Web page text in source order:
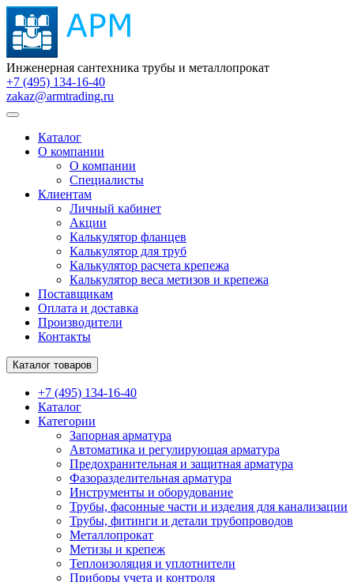
Инженерная сантехника трубы и металлопрокат
+7 (495) 134-16-40
zakaz@armtrading.ru
Каталог
О компании
О компании
Специалисты
Клиентам
Личный кабинет
Акции
Калькулятор фланцев
Калькулятор для труб
Калькулятор расчета крепежа
Калькулятор веса метизов и крепежа
Поставщикам
Оплата и доставка
Производители
Контакты
Каталог товаров
+7 (495) 134-16-40
Каталог
Категории
Запорная арматура
Автоматика и регулирующая арматура
Предохранительная и защитная арматура
Фазоразделительная арматура
Инструменты и оборудование
Трубы, фасонные части и изделия для канализации
Трубы, фитинги и детали трубопроводов
Металлопрокат
Метизы и крепеж
Теплоизоляция и уплотнители
Приборы учета и контроля